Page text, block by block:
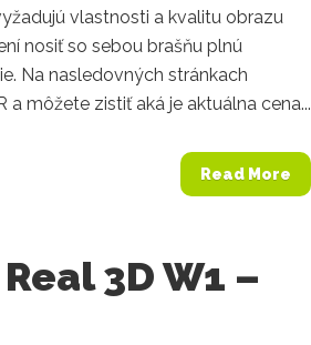
vlastnosti a kvalitu obrazu
nosiť so sebou brašňu plnú
Na nasledovných stránkach
a môžete zistiť aká je aktuálna cena...
Read More
3D W1 –